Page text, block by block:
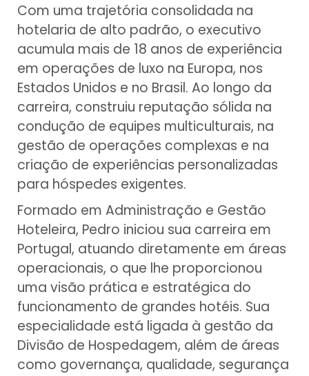
Com uma trajetória consolidada na
hotelaria de alto padrão, o executivo
acumula mais de 18 anos de experiência
em operações de luxo na Europa, nos
Estados Unidos e no Brasil. Ao longo da
carreira, construiu reputação sólida na
condução de equipes multiculturais, na
gestão de operações complexas e na
criação de experiências personalizadas
para hóspedes exigentes.
Formado em Administração e Gestão
Hoteleira, Pedro iniciou sua carreira em
Portugal, atuando diretamente em áreas
operacionais, o que lhe proporcionou
uma visão prática e estratégica do
funcionamento de grandes hotéis. Sua
especialidade está ligada à gestão da
Divisão de Hospedagem, além de áreas
como governança, qualidade, segurança